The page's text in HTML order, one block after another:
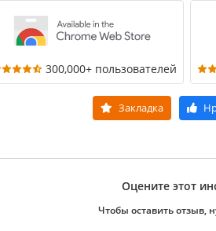
300,000+ пользователей
Закладка
Оцените этот
Чтобы оставить отзыв,